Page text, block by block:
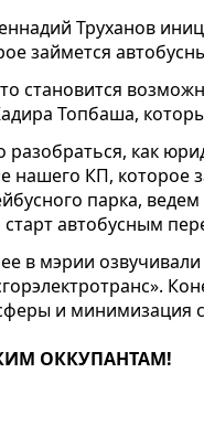
Труханов
займется
становится
Топбаша,
как
нашего КП, которое
парка,
автобусным
в мэрии
и минимизация
ОККУПАНТАМ!